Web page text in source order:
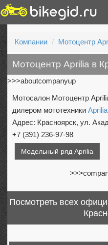
Компании Мотоцентр
Мотоцентр Aprilia в
>>>aboutcompanyup
Мотосалон Мотоцентр
дилером мототехники Aprilia
Адрес: Красноярск, ул.
+7 (391) 236-97-98
Модельный ряд Aprilia
Посмотреть всех